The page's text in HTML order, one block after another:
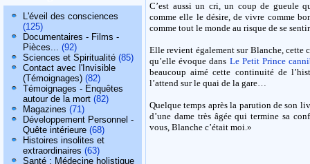
L'éveil des consciences
(125)
Documentaires - Films -
Pièces... (92)
Sciences et Spiritualité (85)
Contact avec l'Invisible
(Témoignages) (82)
Témoignages - Enquêtes
autour de la mort (82)
Magazines (71)
Développement Personnel -
Quête intérieure (68)
Histoires insolites et
extraordinaires (63)
Santé : Médecine holistique
C’est aussi un cri, un coup de gueule
comme elle le désire, de vivre comme
comme tout le monde au risque de se
Elle revient également sur Blanche, cette
qu’elle évoque dans Le Petit Prince
beaucoup aimé cette continuité de
l’attend sur le quai de la gare…
Quelque temps après la parution de son
d’une dame très âgée qui termine sa
vous, Blanche c’était moi.»